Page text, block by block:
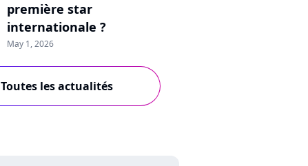
première star
internationale ?
May 1, 2026
Toutes les actualités